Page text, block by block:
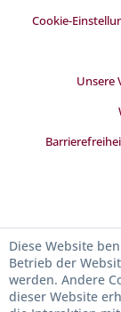
Cookie-
Unsere
Diese Website
Betrieb der
werden. Andere
dieser Website